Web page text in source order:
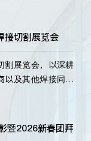
户、行业伙伴、
接切割展览会
割展览会，以深耕
以及其他焊接同仁
暨2026新春团拜